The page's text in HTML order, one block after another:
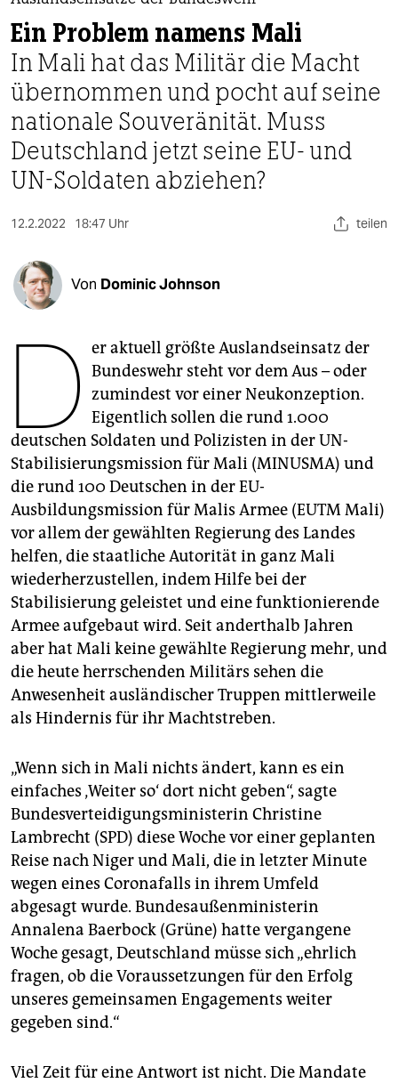
nord
wahrheit
verlag
verlag
veranstaltungen
shop
fragen & hilfe
unterstützen
genossenschaft
epaper login
Ein Problem namens Mali
In Mali hat das Militär die Macht
übernommen und pocht auf seine
nationale Souveränität. Muss
Deutschland jetzt seine EU- und
UN-Soldaten abziehen?
12.2.2022 18:47 Uhr teilen
Von Dominic Johnson
D er aktuell größte Auslandseinsatz der
Bundeswehr steht vor dem Aus – oder
zumindest vor einer Neukonzeption.
Eigentlich sollen die rund 1.000
deutschen Soldaten und Polizisten in der UN-
Stabilisierungsmission für Mali (MINUSMA) und
die rund 100 Deutschen in der EU-
Ausbildungsmission für Malis Armee (EUTM Mali)
vor allem der gewählten Regierung des Landes
helfen, die staatliche Autorität in ganz Mali
wiederherzustellen, indem Hilfe bei der
Stabilisierung geleistet und eine funktionierende
Armee aufgebaut wird. Seit anderthalb Jahren
aber hat Mali keine gewählte Regierung mehr, und
die heute herrschenden Militärs sehen die
Anwesenheit ausländischer Truppen mittlerweile
als Hindernis für ihr Machtstreben.
„Wenn sich in Mali nichts ändert, kann es ein
einfaches ‚Weiter so‘ dort nicht geben“, sagte
Bundesverteidigungsministerin Christine
Lambrecht (SPD) diese Woche vor einer geplanten
Reise nach Niger und Mali, die in letzter Minute
wegen eines Coronafalls in ihrem Umfeld
abgesagt wurde. Bundesaußenministerin
Annalena Baerbock (Grüne) hatte vergangene
Woche gesagt, Deutschland müsse sich „ehrlich
fragen, ob die Voraussetzungen für den Erfolg
unseres gemeinsamen Engagements weiter
gegeben sind.“
Viel Zeit für eine Antwort ist nicht. Die Mandate